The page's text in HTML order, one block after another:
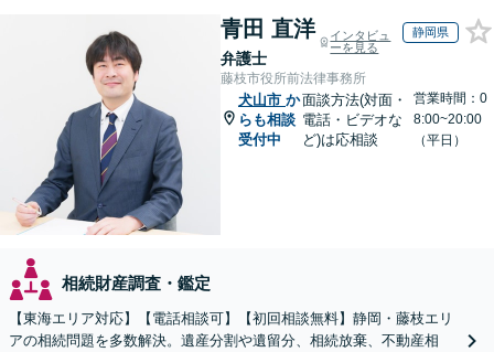
青田 直洋
弁護士
インタビュ
ーを見る
静岡県
藤枝市役所前法律事務所
犬山市 か
らも相談
受付中
面談方法(対面・
電話・ビデオな
ど)は応相談
営業時間：0
8:00~20:00
（平日）
相続財産調査・鑑定
【東海エリア対応】【電話相談可】【初回相談無料】静岡・藤枝エリ
アの相続問題を多数解決。遺産分割や遺留分、相続放棄、不動産相